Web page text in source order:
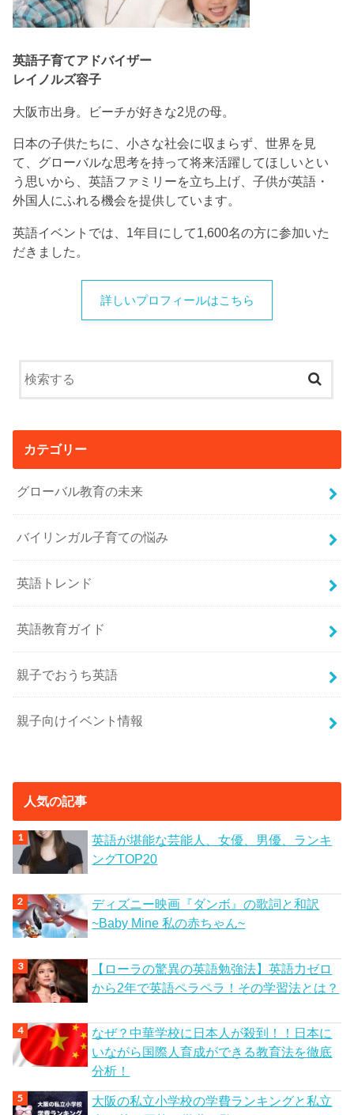
英語子育てアドバイザー
レイノルズ容子
大阪市出身。ビーチが好きな2児の母。
日本の子供たちに、小さな社会に収まらず、世界を見
て、グローバルな思考を持って将来活躍してほしいとい
う思いから、英語ファミリーを立ち上げ、子供が英語・
外国人にふれる機会を提供しています。
英語イベントでは、1年目にして1,600名の方に参加いた
だきました。
詳しいプロフィールはこちら
カテゴリー
グローバル教育の未来
バイリンガル子育ての悩み
英語トレンド
英語教育ガイド
親子でおうち英語
親子向けイベント情報
人気の記事
英語が堪能な芸能人、女優、男優、ランキ
ングTOP20
ディズニー映画『ダンボ』の歌詞と和訳
~Baby Mine 私の赤ちゃん~
【ローラの驚異の英語勉強法】英語力ゼロ
から2年で英語ペラペラ！その学習法とは？
なぜ？中華学校に日本人が殺到！！日本に
いながら国際人育成ができる教育法を徹底
分析！
大阪の私立小学校の学費ランキングと私立